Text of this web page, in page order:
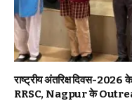
राष्ट्रीय अंतरिक्ष दिवस-
RRSC, Nagpur के